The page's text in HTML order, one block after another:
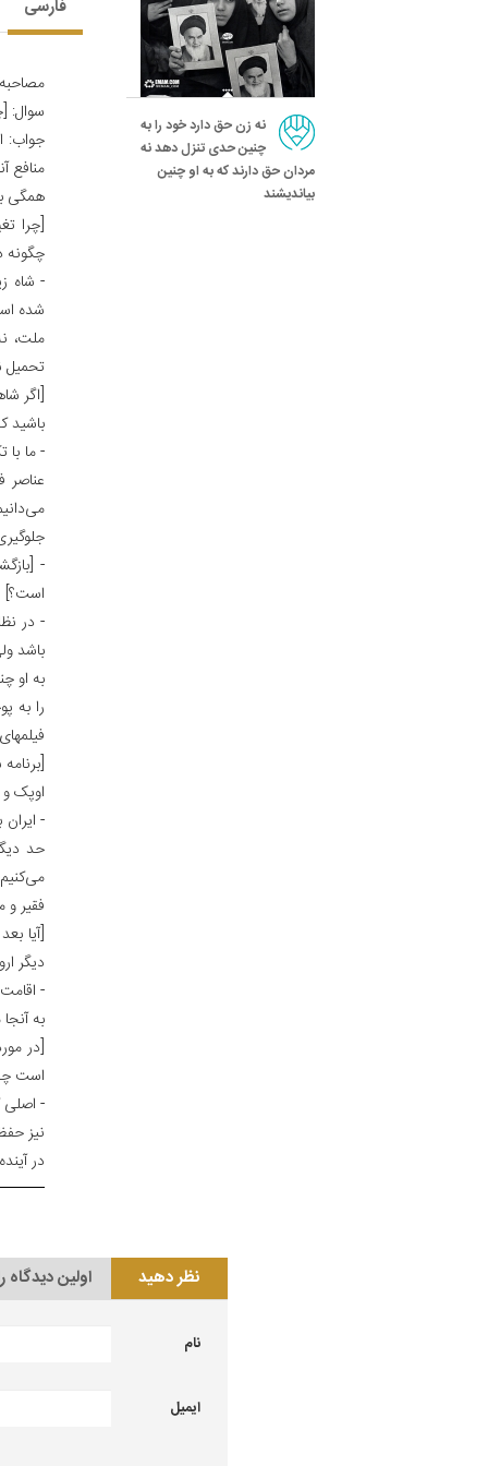
نه زن حق دارد خود را به
چنین حدی تنزل دهد نه
مردان حق دارند که به او چنین
بیاندیشند
فارسی
سوال:
جواب:
منافع
همگی
[چرا
چگونه
- شاه
شده
ملت،
[اگر
باشید
- ما
عناصر
-
است؟]
- در
باشد
به او
را به
اوپک
-
حد
فقیر
[آیا
دیگر
-
به
[در
است
- اصلی
نیز
در
نظر دهید اولین دیدگاه
نام
ایمیل